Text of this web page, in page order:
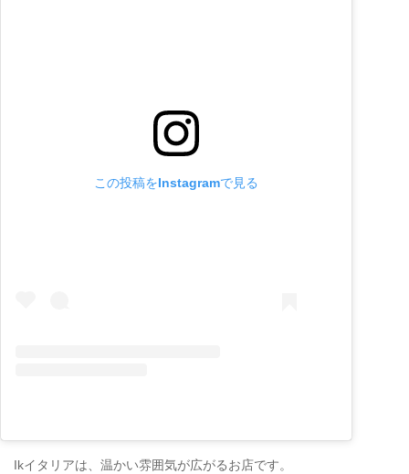
この投稿をInstagramで見る
Ikイタリアは、温かい雰囲気が広がるお店です。